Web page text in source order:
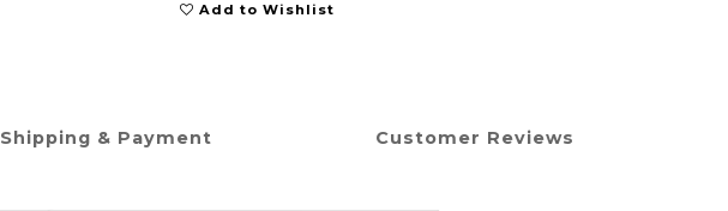
Add to Wishlist
Shipping & Payment Customer Reviews